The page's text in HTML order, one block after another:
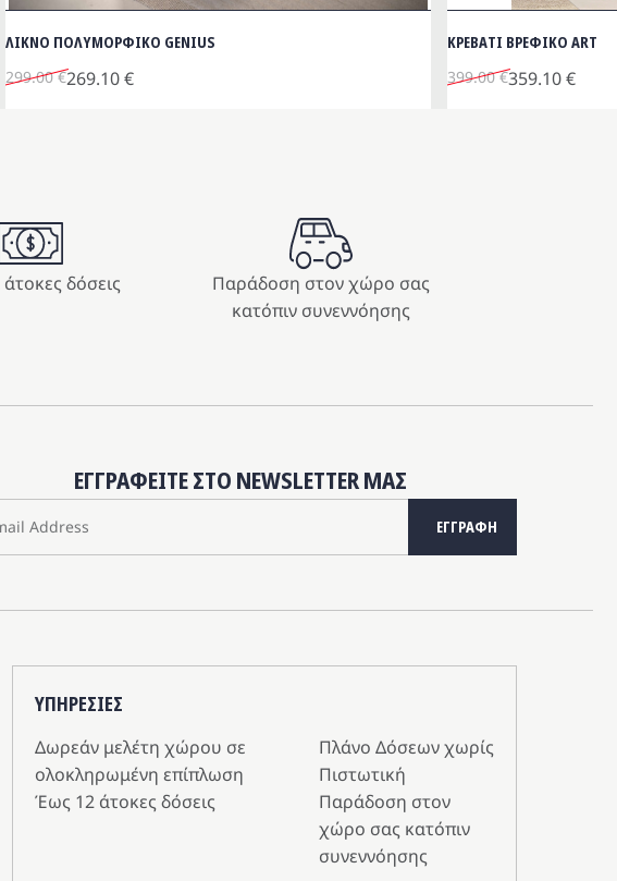
ΛΙΚΝΟ ΠΟΛΥΜΟΡΦΙΚΟ GENIUS
299.00€
Original269.10€
Η
ΚΡΕΒΑΤΙ ΒΡΕΦΙΚΟ ART
399.00€
Original359.10€
Η
δόσεις
Παράδοση στον χώρο σας
κατόπιν συνεννόησης
ΕΓΓΡΑΦΕΙΤΕ ΣΤΟ NEWSLETTER ΜΑΣ
ΕΓΓΡΑΦΗ
ΥΠΗΡΕΣIΕΣ
Δωρεάν μελέτη χώρου σε
ολοκληρωμένη επίπλωση
Πλάνο Δόσεων χωρίς
Πιστωτική
Έως 12 άτοκες δόσεις
Παράδοση στον
χώρο σας κατόπιν
συνεννόησης